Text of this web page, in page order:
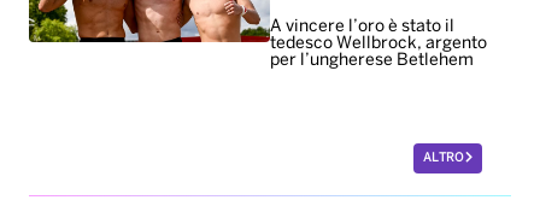
A vincere l’oro è stato il
tedesco Wellbrock, argento
per l’ungherese Betlehem
ALTRO